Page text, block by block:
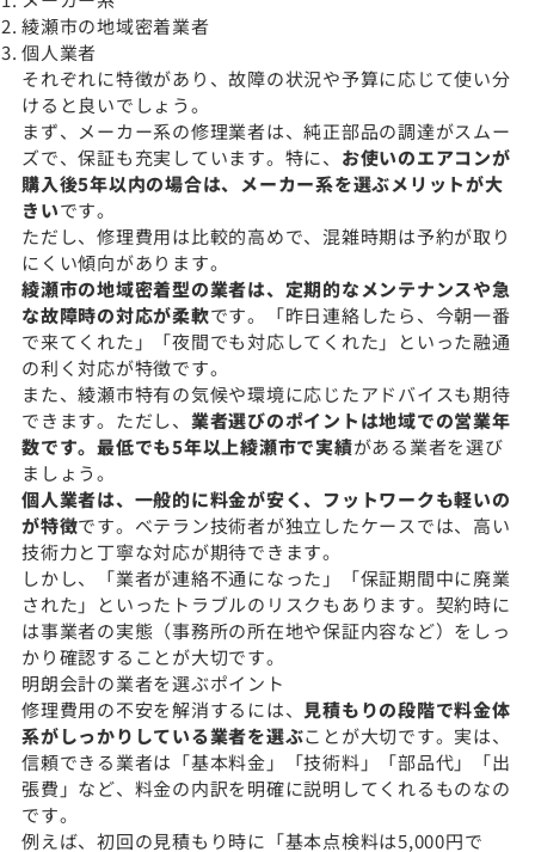
綾瀬市の地域密着業者
個人業者
それぞれに特徴があり、故障の状況や予算に応じて使い分
けると良いでしょう。
まず、メーカー系の修理業者は、純正部品の調達がスムー
ズで、保証も充実しています。特に、 お使いのエアコンが
購入後5年以内の場合は、メーカー系を選ぶメリットが大
きいです。
ただし、修理費用は比較的高めで、混雑時期は予約が取り
にくい傾向があります。
綾瀬市の地域密着型の業者は、定期的なメンテナンスや急
な故障時の対応が柔軟です。「昨日連絡したら、今朝一番
で来てくれた」「夜間でも対応してくれた」といった融通
の利く対応が特徴です。
また、綾瀬市特有の気候や環境に応じたアドバイスも期待
できます。ただし、 業者選びのポイントは地域での営業年
数です。最低でも5年以上綾瀬市で実績がある業者を選び
ましょう。
個人業者は、一般的に料金が安く、フットワークも軽いの
が特徴です。ベテラン技術者が独立したケースでは、高い
技術力と丁寧な対応が期待できます。
しかし、「業者が連絡不通になった」「保証期間中に廃業
された」といったトラブルのリスクもあります。契約時に
は事業者の実態（事務所の所在地や保証内容など）をしっ
かり確認することが大切です。
明朗会計の業者を選ぶポイント
修理費用の不安を解消するには、 見積もりの段階で料金体
系がしっかりしている業者を選ぶことが大切です。実は、
信頼できる業者は「基本料金」「技術料」「部品代」「出
張費」など、料金の内訳を明確に説明してくれるものなの
です。
例えば、初回の見積もり時に「基本点検料は5,000円で